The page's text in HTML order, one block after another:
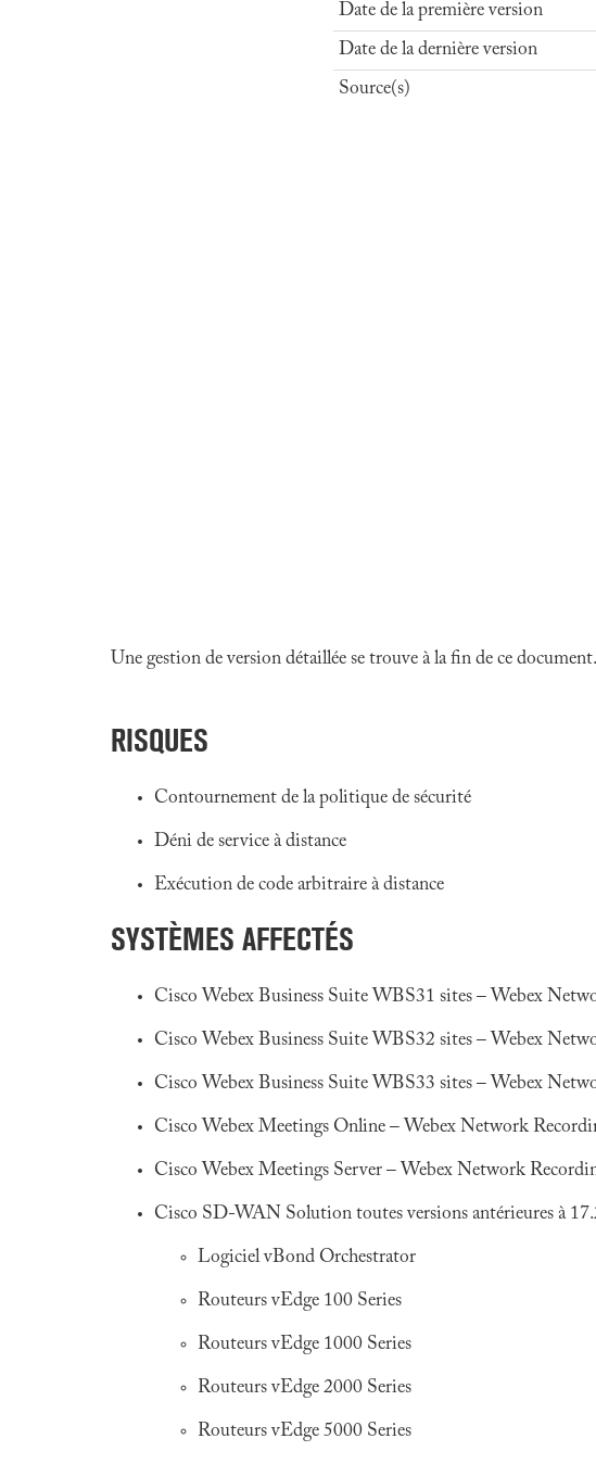
Date de la première version
Date de la dernière version
Source(s)
Une gestion de version détaillée se trouve à la fin de ce document.
RISQUES
Contournement de la politique de sécurité
Déni de service à distance
Exécution de code arbitraire à distance
SYSTÈMES AFFECTÉS
Cisco Webex Business Suite WBS31 sites – Webex
Cisco Webex Business Suite WBS32 sites – Webex
Cisco Webex Business Suite WBS33 sites – Webex
Cisco Webex Meetings Online – Webex Network
Cisco Webex Meetings Server – Webex Network
Cisco SD-WAN Solution toutes versions antérieures à
Logiciel vBond Orchestrator
Routeurs vEdge 100 Series
Routeurs vEdge 1000 Series
Routeurs vEdge 2000 Series
Routeurs vEdge 5000 Series